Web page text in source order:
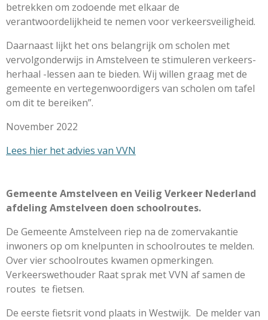
betrekken om zodoende met elkaar de
verantwoordelijkheid te nemen voor verkeersveiligheid.
Daarnaast lijkt het ons belangrijk om scholen met
vervolgonderwijs in Amstelveen te stimuleren verkeers-
herhaal -lessen aan te bieden. Wij willen graag met de
gemeente en vertegenwoordigers van scholen om tafel
om dit te bereiken”.
November 2022
Lees hier het advies van VVN
Gemeente Amstelveen en Veilig Verkeer Nederland
afdeling Amstelveen doen schoolroutes.
De Gemeente Amstelveen riep na de zomervakantie
inwoners op om knelpunten in schoolroutes te melden.
Over vier schoolroutes kwamen opmerkingen.
Verkeerswethouder Raat sprak met VVN af samen de
routes te fietsen.
De eerste fietsrit vond plaats in Westwijk. De melder van